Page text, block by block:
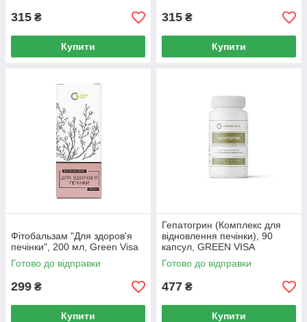
315 ₴
Купити
315 ₴
Купити
Фітобальзам "Для здоров'я
печінки", 200 мл, Green Visa
Готово до відправки
299 ₴
Купити
Гепатогрин (Комплекс для
відновлення печінки), 90
капсул, GREEN VISA
Готово до відправки
477 ₴
Купити